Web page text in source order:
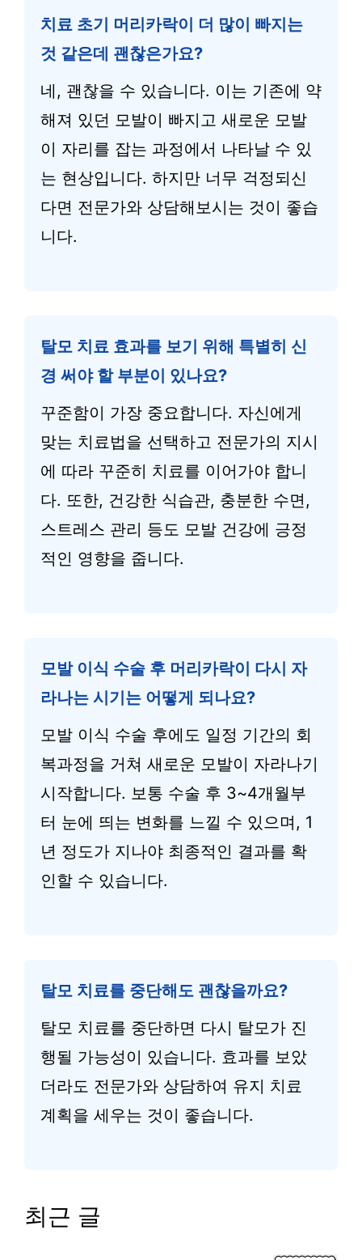
치료 초기 머리카락이 더 많이 빠지는
것 같은데 괜찮은가요?
네, 괜찮을 수 있습니다. 이는 기존에 약
해져 있던 모발이 빠지고 새로운 모발
이 자리를 잡는 과정에서 나타날 수 있
는 현상입니다. 하지만 너무 걱정되신
다면 전문가와 상담해보시는 것이 좋습
니다.
탈모 치료 효과를 보기 위해 특별히 신
경 써야 할 부분이 있나요?
꾸준함이 가장 중요합니다. 자신에게
맞는 치료법을 선택하고 전문가의 지시
에 따라 꾸준히 치료를 이어가야 합니
다. 또한, 건강한 식습관, 충분한 수면,
스트레스 관리 등도 모발 건강에 긍정
적인 영향을 줍니다.
모발 이식 수술 후 머리카락이 다시 자
라나는 시기는 어떻게 되나요?
모발 이식 수술 후에도 일정 기간의 회
복과정을 거쳐 새로운 모발이 자라나기
시작합니다. 보통 수술 후 3~4개월부
터 눈에 띄는 변화를 느낄 수 있으며, 1
년 정도가 지나야 최종적인 결과를 확
인할 수 있습니다.
탈모 치료를 중단해도 괜찮을까요?
탈모 치료를 중단하면 다시 탈모가 진
행될 가능성이 있습니다. 효과를 보았
더라도 전문가와 상담하여 유지 치료
계획을 세우는 것이 좋습니다.
최근 글